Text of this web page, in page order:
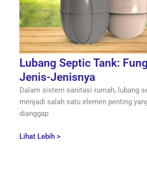
Lubang Septic Tank:
Jenis-Jenisnya
Dalam sistem sanitasi rumah, lubang
menjadi salah satu elemen penting
dianggap
Lihat Lebih >